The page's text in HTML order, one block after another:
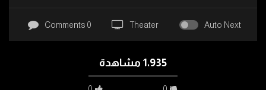
Auto Next
Theater
0 Comments
1٬935 مشاهدة